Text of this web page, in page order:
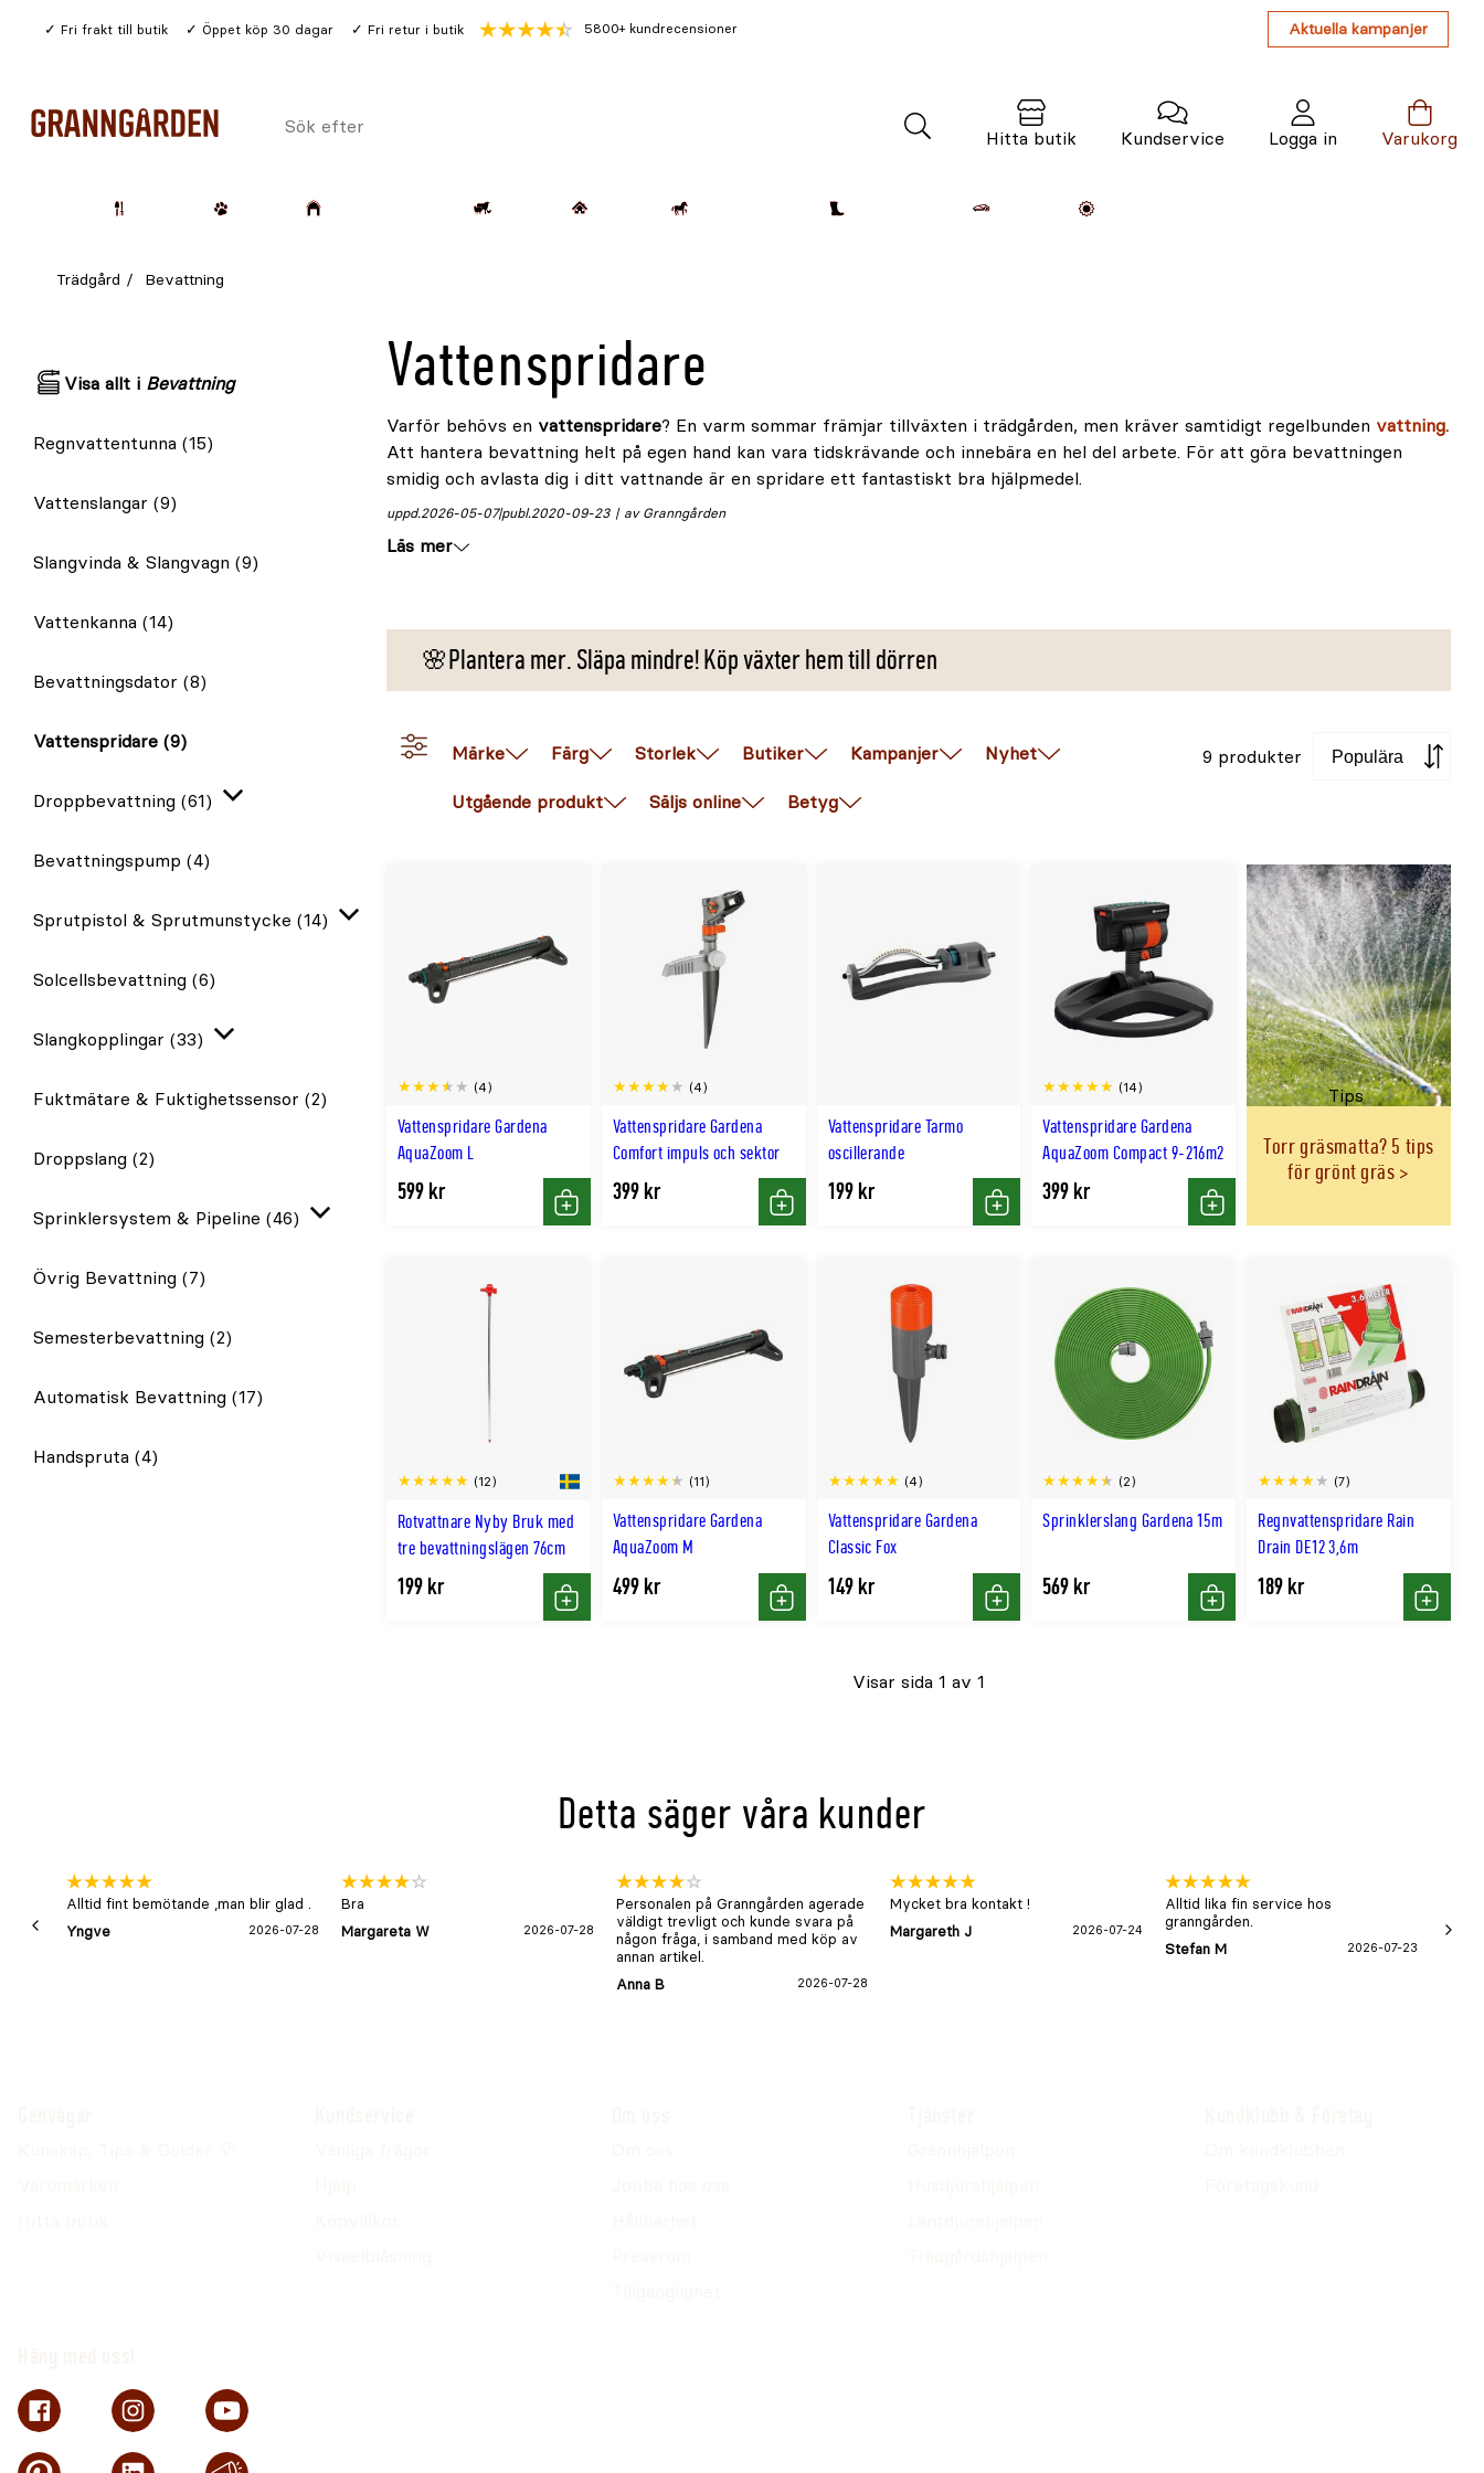
Fri frakt till butik Öppet köp 30 dagar Fri retur i butik 5800+ kundrecensioner Aktuella kampanjer
Sök
Hitta butik Kundservice Logga in Varukorg
Trädgård Bevattning
Vattenspridare
Varför behövs en vattenspridare? En varm sommar främjar tillväxten i trädgården, men kräver samtidigt regelbunden vattning.
Att hantera bevattning helt på egen hand kan vara tidskrävande och innebära en hel del arbete. För att göra bevattningen
smidig och avlasta dig i ditt vattnande är en spridare ett fantastiskt bra hjälpmedel.
publ.2020-09-23
uppd.2026-05-07 av Granngården
Läs mer
Visa allt i Bevattning
Regnvattentunna (15)
Vattenslangar (9)
Slangvinda & Slangvagn (9)
Vattenkanna (14)
Bevattningsdator (8)
Vattenspridare (9)
Droppbevattning (61)
Bevattningspump (4)
Sprutpistol & Sprutmunstycke (14)
Solcellsbevattning (6)
Slangkopplingar (33)
Fuktmätare & Fuktighetssensor (2)
Droppslang (2)
Sprinklersystem & Pipeline (46)
Övrig Bevattning (7)
Semesterbevattning (2)
Automatisk Bevattning (17)
Handspruta (4)
🌸Plantera mer. Släpa mindre! Köp växter hem till dörren
Märke Färg Storlek Butiker Kampanjer Nyhet
Utgående produkt Säljs online Betyg
Sortera
9 produkter
Vattenspridare Gardena
AquaZoom L
(4)
599 kr
Köp
Vattenspridare Gardena
Comfort impuls och sektor
(4)
399 kr
Köp
Vattenspridare Tarmo
oscillerande
199 kr
Köp
Vattenspridare Gardena
AquaZoom Compact 9-216m²
(14)
399 kr
Köp
Tips
Torr gräsmatta? 5 tips
för grönt gräs
Rotvattnare Nyby Bruk med
tre bevattningslägen 76cm
(12)
199 kr
Köp
Vattenspridare Gardena
AquaZoom M
(11)
499 kr
Köp
Vattenspridare Gardena
Classic Fox
(4)
149 kr
Köp
Sprinklerslang Gardena 15m
(2)
569 kr
Köp
Regnvattenspridare Rain
Drain DE12 3,6m
(7)
189 kr
Köp
Visar sida 1 av 1
Detta säger våra kunder
Alltid fint bemötande ,man blir glad .
Yngve
2026-07-28
Bra
Margareta W
2026-07-28
Personalen på Granngården agerade
väldigt trevligt och kunde svara på
någon fråga, i samband med köp av
annan artikel.
Anna B
2026-07-28
Mycket bra kontakt !
Margareth J
2026-07-24
Alltid lika fin service hos
granngården.
Stefan M
2026-07-23